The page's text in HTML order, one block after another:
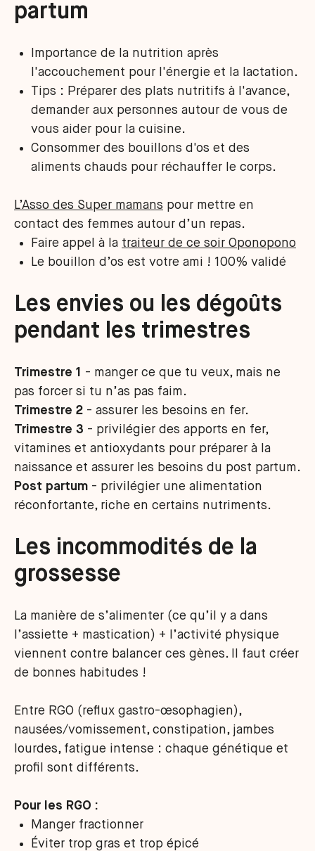
partum
Importance de la nutrition après
l'accouchement pour l'énergie et la lactation.
Tips : Préparer des plats nutritifs à l'avance,
demander aux personnes autour de vous de
vous aider pour la cuisine.
Consommer des bouillons d'os et des
aliments chauds pour réchauffer le corps.
L’Asso des Super mamans pour mettre en
contact des femmes autour d’un repas.
Faire appel à la traiteur de ce soir Oponopono
Le bouillon d’os est votre ami ! 100% validé
Les envies ou les dégoûts
pendant les trimestres
Trimestre 1
- manger ce que tu veux, mais ne
pas forcer si tu n’as pas faim.
Trimestre 2 - assurer les besoins en fer.
Trimestre 3 - privilégier des apports en fer,
vitamines et antioxydants pour préparer à la
naissance et assurer les besoins du post partum.
Post partum - privilégier une alimentation
réconfortante, riche en certains nutriments.
Les incommodités de la
grossesse
La manière de s’alimenter (ce qu’il y a dans
l’assiette + mastication) + l’activité physique
viennent contre balancer ces gènes. Il faut créer
de bonnes habitudes !
Entre RGO (reflux gastro-œsophagien),
nausées/vomissement, constipation, jambes
lourdes, fatigue intense : chaque génétique et
profil sont différents.
Pour les RGO :
Manger fractionner
Éviter trop gras et trop épicé